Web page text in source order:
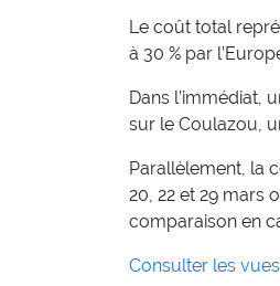
Le coût total
à 30 % par
Dans l’immédiat,
sur le Coulazou,
Parallèlement, la
20, 22 et 29 mars
comparaison en
Consulter les